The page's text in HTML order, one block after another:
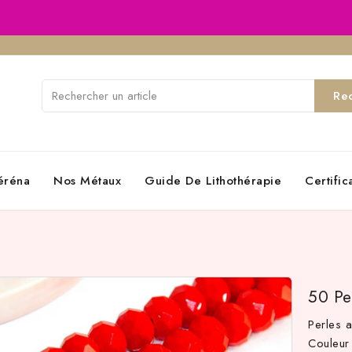
Nos Métaux Guide De Lithothérapie
50
Perles